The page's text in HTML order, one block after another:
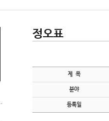
정오표
제 목
분야
등록일